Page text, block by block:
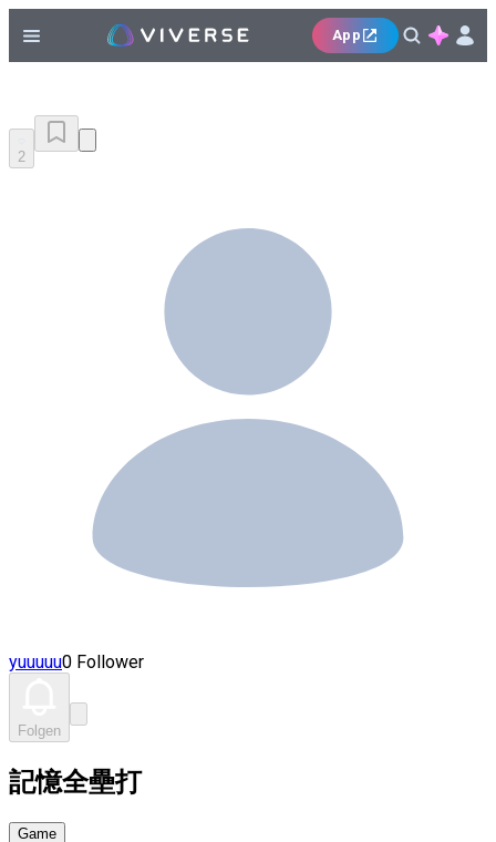
App
2
yuuuuu0 Follower
Folgen
記憶全壘打
Game